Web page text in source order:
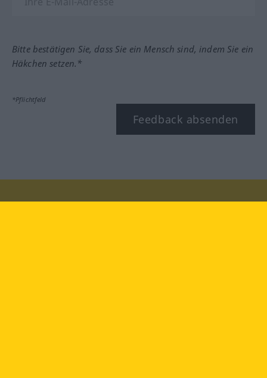
Bitte bestätigen Sie, dass Sie ein Mensch sind, indem Sie ein
Häkchen setzen.*
*Pflichtfeld
Feedback absenden